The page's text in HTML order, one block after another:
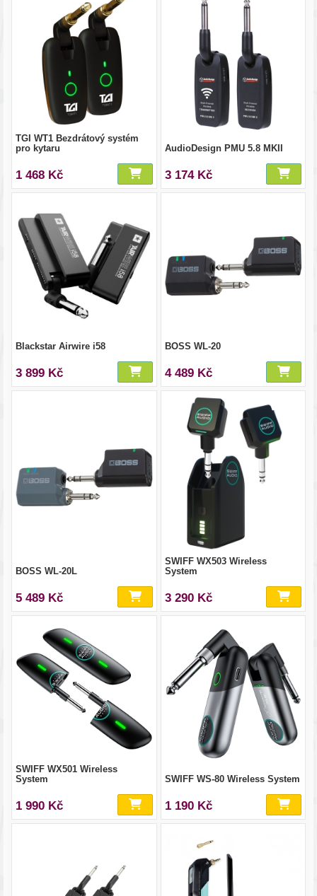
TGI WT1 Bezdrátový systém
pro kytaru
1 468 Kč
AudioDesign PMU 5.8 MKII
3 174 Kč
Blackstar Airwire i58
3 899 Kč
BOSS WL-20
4 489 Kč
BOSS WL-20L
5 489 Kč
SWIFF WX503 Wireless
System
3 290 Kč
SWIFF WX501 Wireless
System
1 990 Kč
SWIFF WS-80 Wireless System
1 190 Kč